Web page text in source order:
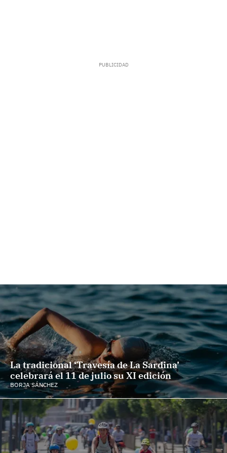
La tradicional ‘Travesía de La Sardina’
celebrará el 11 de julio su XI edición
BORJA SÁNCHEZ